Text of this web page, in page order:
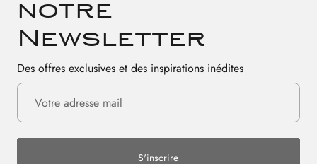
notre
Newsletter
Des offres exclusives et des inspirations inédites
S'inscrire